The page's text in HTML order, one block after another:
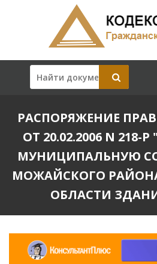
РАСПОРЯЖЕНИЕ
ОТ 20.02.2006 N 218-
МУНИЦИПАЛЬНУЮ
МОЖАЙСКОГО
ОБЛАСТИ